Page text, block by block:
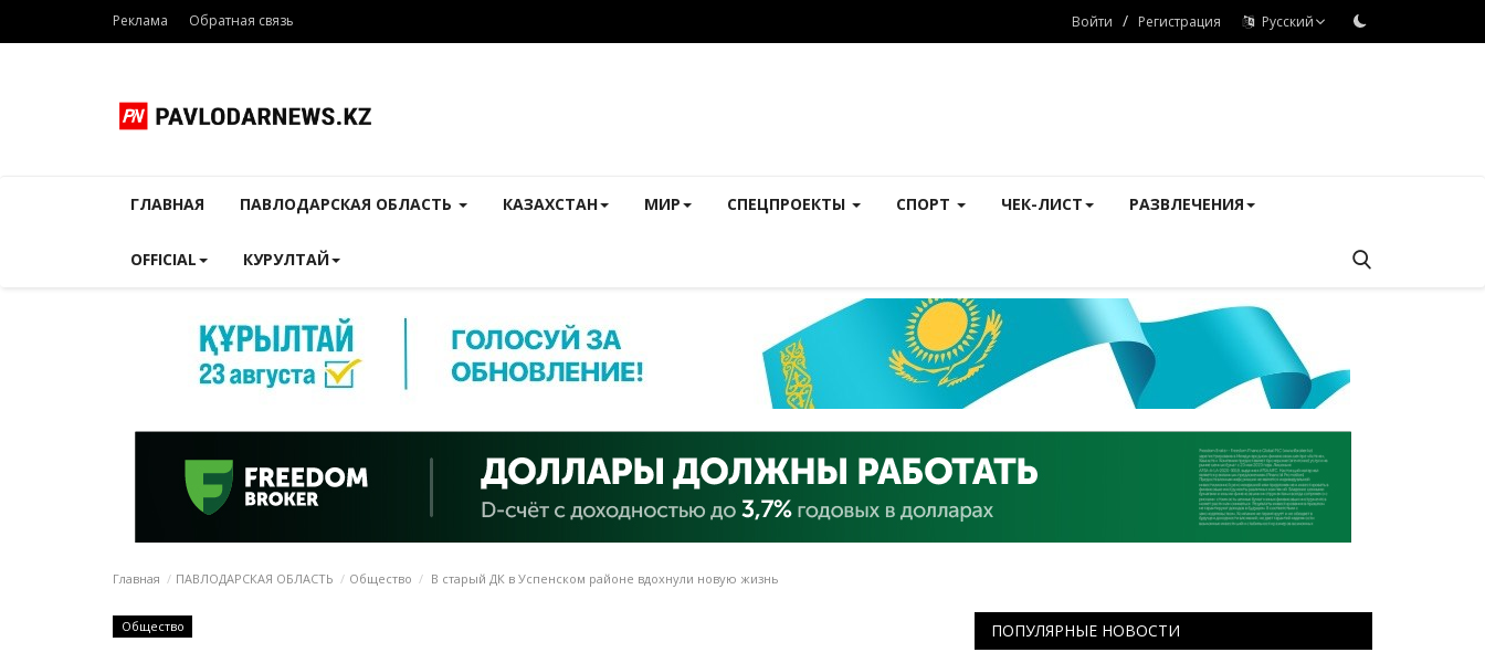
Реклама Обратная связь Войти / Регистрация Русский
ГЛАВНАЯ ПАВЛОДАРСКАЯ ОБЛАСТЬ КАЗАХСТАН МИР СПЕЦПРОЕКТЫ СПОРТ ЧЕК-ЛИСТ РАЗВЛЕЧЕНИЯ
OFFICIAL КУРУЛТАЙ
Главная ПАВЛОДАРСКАЯ ОБЛАСТЬ Общество В старый ДК в Успенском районе вдохнули новую жизнь
Общество ПОПУЛЯРНЫЕ НОВОСТИ